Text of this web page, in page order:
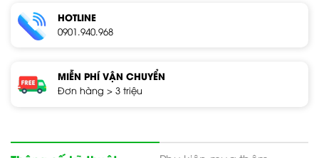
HOTLINE
0901.940.968
MIỄN PHÍ VẬN CHUYỂN
Đơn hàng > 3 triệu